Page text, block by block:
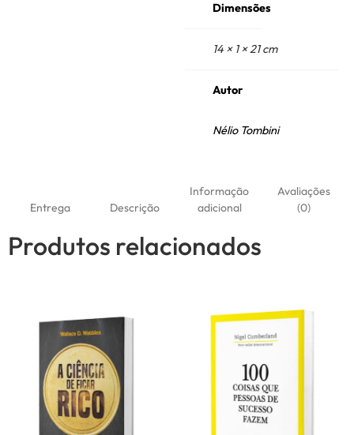
Dimensões
14 × 1 × 21 cm
Autor
Nélio Tombini
Entrega Descrição
Informação
adicional
Avaliações
(0)
Produtos relacionados